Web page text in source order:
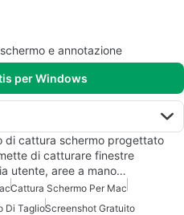
e annotazione
per Windows
di cattura schermo progettato
di catturare finestre
utente, aree a mano…
Cattura Schermo Per Mac
Di TaglioScreenshot Gratuito